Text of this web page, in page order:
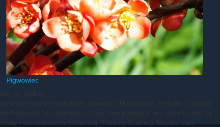
Pigwowiec
strony i doświadczeń użytkownika (Tracking Cookies). Możesz sam